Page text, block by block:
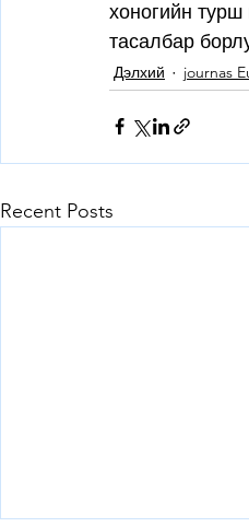
хоногийн турш
тасалбар
Дэлхий journas
Recent Posts